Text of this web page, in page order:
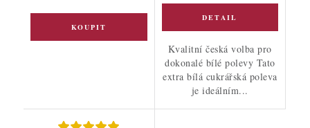
Kvalitní česká volba pro
dokonalé bílé polevy Tato
extra bílá cukrářská poleva
je ideálním...